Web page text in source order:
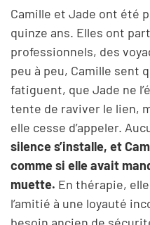
Camille et Jade ont été
quinze ans. Elles ont
professionnels, des
peu à peu, Camille sent
fatiguent, que Jade ne
tente de raviver le lien,
elle cesse d’appeler.
silence s’installe, et
comme si elle avait
muette. En thérapie,
l’amitié à une loyauté